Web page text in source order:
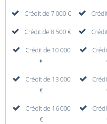
Crédit de 7 000 €
Crédit de 8 500 €
Crédit de 10 000
€
Crédit de 13 000
€
Crédit de 16 000
€